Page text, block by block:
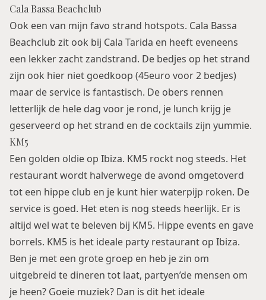
Cala Bassa Beachclub
Ook een van mijn favo strand hotspots. Cala Bassa
Beachclub zit ook bij Cala Tarida en heeft eveneens
een lekker zacht zandstrand. De bedjes op het strand
zijn ook hier niet goedkoop (45euro voor 2 bedjes)
maar de service is fantastisch. De obers rennen
letterlijk de hele dag voor je rond, je lunch krijg je
geserveerd op het strand en de cocktails zijn yummie.
KM5
Een golden oldie op Ibiza. KM5 rockt nog steeds. Het
restaurant wordt halverwege de avond omgetoverd
tot een hippe club en je kunt hier waterpijp roken. De
service is goed. Het eten is nog steeds heerlijk. Er is
altijd wel wat te beleven bij KM5. Hippe events en gave
borrels. KM5 is het ideale party restaurant op Ibiza.
Ben je met een grote groep en heb je zin om
uitgebreid te dineren tot laat, partyen’de mensen om
je heen? Goeie muziek? Dan is dit het ideale